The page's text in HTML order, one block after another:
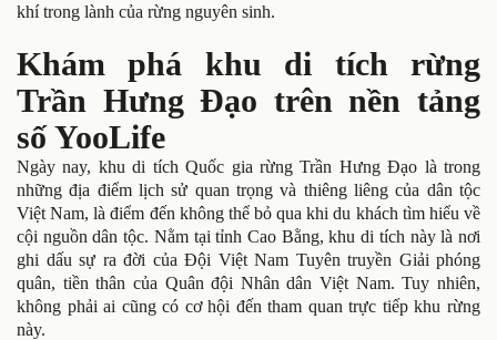
khí trong lành của rừng nguyên sinh.
Khám phá khu di tích rừng
Trần Hưng Đạo trên nền tảng
số YooLife
Ngày nay, khu di tích Quốc gia rừng Trần Hưng Đạo là trong
những địa điểm lịch sử quan trọng và thiêng liêng của dân tộc
Việt Nam, là điểm đến không thể bỏ qua khi du khách tìm hiểu về
cội nguồn dân tộc. Nằm tại tỉnh Cao Bằng, khu di tích này là nơi
ghi dấu sự ra đời của Đội Việt Nam Tuyên truyền Giải phóng
quân, tiền thân của Quân đội Nhân dân Việt Nam. Tuy nhiên,
không phải ai cũng có cơ hội đến tham quan trực tiếp khu rừng
này.